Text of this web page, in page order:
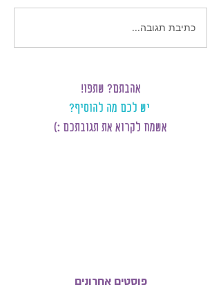
כתיבת תגובה...
אהבתם? שתפו!
יש לכם מה להוסיף?
אשמח לקרוא את תגובתכם :)
פוסטים אחרונים